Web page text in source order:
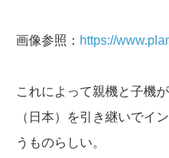
画像参照： https://
これによって親機と子機
（日本）を引き継いでイ
うものらしい。